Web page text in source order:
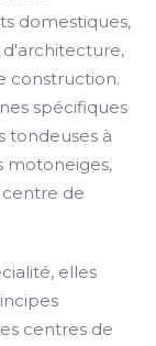
domestiques,
construction.
spécifiques
tondeuses à
motoneiges,
de
elles
centres de